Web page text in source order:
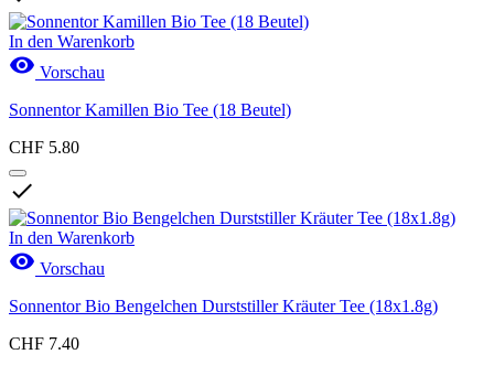
In den Warenkorb
 Vorschau
Sonnentor Kamillen Bio Tee (18 Beutel)
CHF 5.80

In den Warenkorb
 Vorschau
Sonnentor Bio Bengelchen Durststiller Kräuter Tee (18x1.8g)
CHF 7.40